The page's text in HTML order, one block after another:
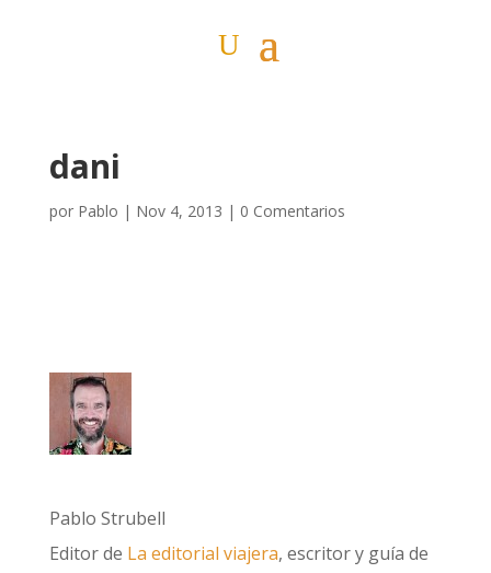
dani
por Pablo | Nov 4, 2013 | 0 Comentarios
Pablo Strubell
Editor de La editorial viajera, escritor y guía de